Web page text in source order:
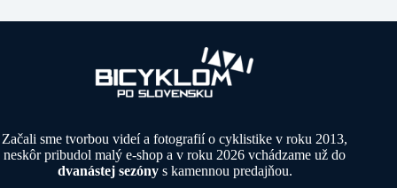
Začali sme tvorbou videí a fotografií o cyklistike v roku 2013,
neskôr pribudol malý e-shop a v roku 2026 vchádzame už do
dvanástej sezónys kamennou predajňou.